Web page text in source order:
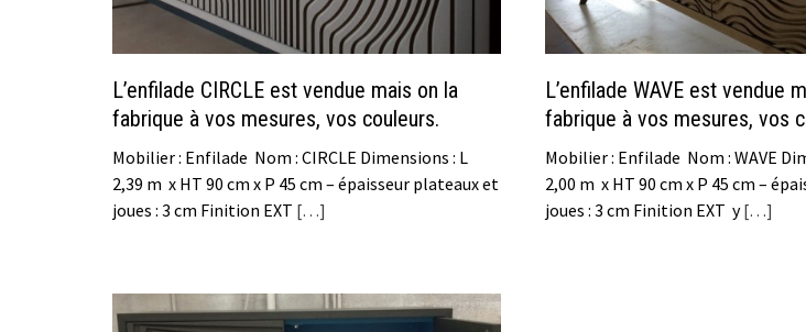
L’enfilade CIRCLE est vendue mais on la
fabrique à vos mesures, vos couleurs.
Mobilier : Enfilade Nom : CIRCLE Dimensions : L
2,39 m x HT 90 cm x P 45 cm – épaisseur plateaux et
joues : 3 cm Finition EXT […]
L’enfilade WAVE est vendue
fabrique à vos mesures, vos
Mobilier : Enfilade Nom : WAVE
2,00 m x HT 90 cm x P 45 cm –
joues : 3 cm Finition EXT y[…]